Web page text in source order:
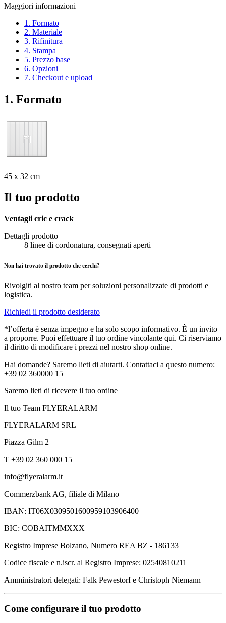
Maggiori informazioni
1. Formato
2. Materiale
3. Rifinitura
4. Stampa
5. Prezzo base
6. Opzioni
7. Checkout e upload
1. Formato
45 x 32 cm
Il tuo prodotto
Ventagli cric e crack
Dettagli prodotto
8 linee di cordonatura, consegnati aperti
Non hai trovato il prodotto che cerchi?
Rivolgiti al nostro team per soluzioni personalizzate di prodotti e
logistica.
Richiedi il prodotto desiderato
*l’offerta è senza impegno e ha solo scopo informativo. È un invito
a proporre. Puoi effettuare il tuo ordine vincolante qui. Ci riserviamo
il diritto di modificare i prezzi nel nostro shop online.
Hai domande? Saremo lieti di aiutarti. Contattaci a questo numero:
+39 02 360000 15
Saremo lieti di ricevere il tuo ordine
Il tuo Team FLYERALARM
FLYERALARM SRL
Piazza Gilm 2
T +39 02 360 000 15
info@flyeralarm.it
Commerzbank AG, filiale di Milano
IBAN: IT06X0309501600959103906400
BIC: COBAITMMXXX
Registro Imprese Bolzano, Numero REA BZ - 186133
Codice fiscale e n.iscr. al Registro Imprese: 02540810211
Amministratori delegati: Falk Pewestorf e Christoph Niemann
Come configurare il tuo prodotto